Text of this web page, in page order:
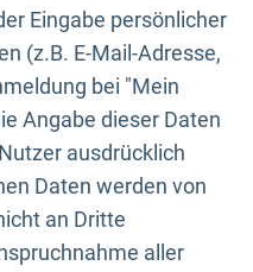
Eingabe persönlicher
(z.B. E-Mail-Adresse,
bei "Mein
Angabe dieser Daten
ausdrücklich
Daten werden von
an Dritte
aller